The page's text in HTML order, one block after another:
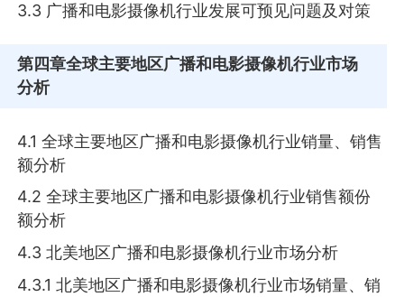
3.3 广播和电影摄像机行业发展可预见问题及对策
第四章全球主要地区广播和电影摄像机行业市场
分析
4.1 全球主要地区广播和电影摄像机行业销量、销售
额分析
4.2 全球主要地区广播和电影摄像机行业销售额份
额分析
4.3 北美地区广播和电影摄像机行业市场分析
4.3.1 北美地区广播和电影摄像机行业市场销量、销